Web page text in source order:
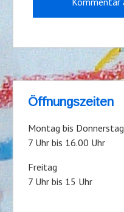
Öffnungszeiten
Montag bis Donnerstag
7 Uhr bis 16.00 Uhr
Freitag
7 Uhr bis 15 Uhr